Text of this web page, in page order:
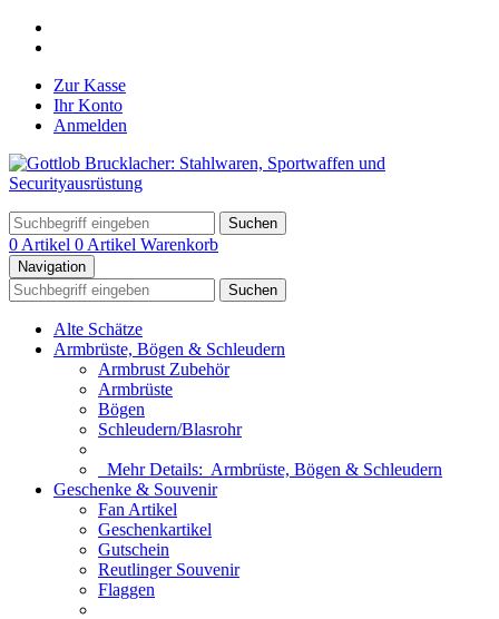
Zur Kasse
Ihr Konto
Anmelden
Suchen
0 Artikel 0 Artikel Warenkorb
Navigation
Suchen
Alte Schätze
Armbrüste, Bögen & Schleudern
Armbrust Zubehör
Armbrüste
Bögen
Schleudern/Blasrohr
Mehr Details: Armbrüste, Bögen & Schleudern
Geschenke & Souvenir
Fan Artikel
Geschenkartikel
Gutschein
Reutlinger Souvenir
Flaggen